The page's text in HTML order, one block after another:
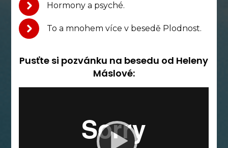
Hormony a psyché.
To a mnohem více v besedě Plodnost.
Pusťte si pozvánku na besedu od Heleny
Máslové: